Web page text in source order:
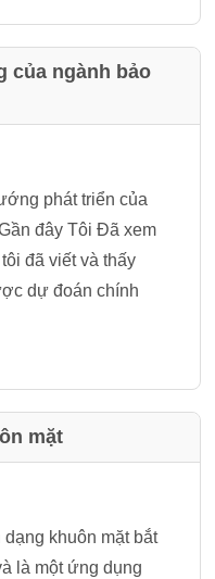
của ngành bảo
phát triển của
đây Tôi Đã xem
đã viết và thấy
dự đoán chính
mặt
dạng khuôn mặt bắt
là một ứng dụng